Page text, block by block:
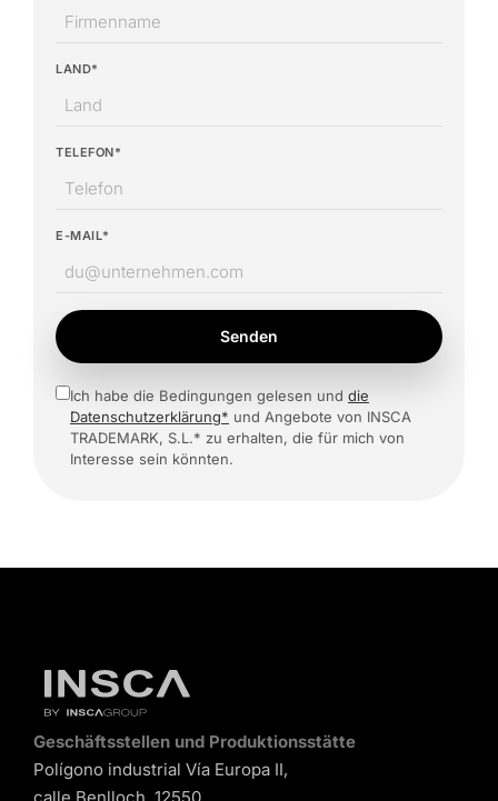
LAND*
TELEFON*
E-MAIL*
Senden
Ich habe die Bedingungen gelesen und die
Datenschutzerklärung* und Angebote von INSCA
TRADEMARK, S.L.* zu erhalten, die für mich von
Interesse sein könnten.
Geschäftsstellen und Produktionsstätte
Polígono industrial Vía Europa II,
calle Benlloch, 12550